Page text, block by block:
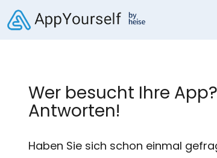
Wer besucht Ihre
Antworten!
Haben Sie sich schon einmal